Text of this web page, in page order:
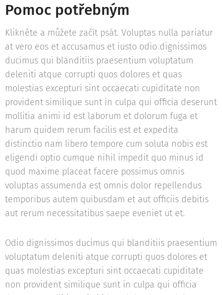
Pomoc potřebným
Klikněte a můžete začít psát. Voluptas nulla pariatur
at vero eos et accusamus et iusto odio dignissimos
ducimus qui blanditiis praesentium voluptatum
deleniti atque corrupti quos dolores et quas
molestias excepturi sint occaecati cupiditate non
provident similique sunt in culpa qui officia deserunt
mollitia animi id est laborum et dolorum fuga et
harum quidem rerum facilis est et expedita
distinctio nam libero tempore cum soluta nobis est
eligendi optio cumque nihil impedit quo minus id
quod maxime placeat facere possimus omnis
voluptas assumenda est omnis dolor repellendus
temporibus autem quibusdam et aut officiis debitis
aut rerum necessitatibus saepe eveniet ut et.
Odio dignissimos ducimus qui blanditiis praesentium
voluptatum deleniti atque corrupti quos dolores et
quas molestias excepturi sint occaecati cupiditate
non provident similique sunt in culpa qui officia